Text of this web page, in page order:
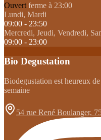
Ouvert ferme à 23:00
Lundi, Mardi
09:00 - 23:50
Mercredi, Jeudi, Vendredi,
09:00 - 23:00
Bio Degustation
Biodegustation est heureux
semaine
54 rue René Boulanger,